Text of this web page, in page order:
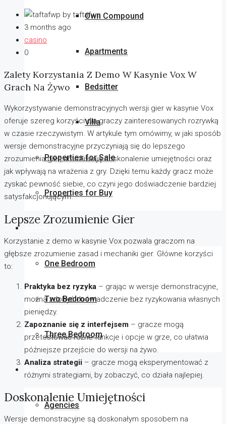
Own Compound
Apartments
Bedsitter
Villa
Properties for Sale
Properties for Buy
One Bedroom
Two Bedroom
Three Bedroom
Realtor
Agencies
by taftafwp
3 months ago
casino
0
Zalety Korzystania Z Demo W Kasynie Vox W
Grach Na Żywo
Wykorzystywanie demonstracyjnych wersji gier w kasynie Vox
oferuje szereg korzyści dla graczy zainteresowanych rozrywką
w czasie rzeczywistym. W artykule tym omówimy, w jaki sposób
wersje demonstracyjne przyczyniają się do lepszego
zrozumienia gier, umożliwiają doskonalenie umiejętności oraz
jak wpływają na wrażenia z gry. Dzięki temu każdy gracz może
zyskać pewność siebie, co czyni jego doświadczenie bardziej
satysfakcjonującym.
Lepsze Zrozumienie Gier
Korzystanie z demo w kasynie Vox pozwala graczom na
głębsze zrozumienie zasad i mechaniki gier. Główne korzyści
to:
Praktyka bez ryzyka – grając w wersje demonstracyjne,
można zdobyć doświadczenie bez ryzykowania własnych
pieniędzy.
Zapoznanie się z interfejsem – gracze mogą
przetestować różne funkcje i opcje w grze, co ułatwia
późniejsze przejście do wersji na żywo.
Analiza strategii – gracze mogą eksperymentować z
różnymi strategiami, by zobaczyć, co działa najlepiej.
Doskonalenie Umiejętności
Wersje demonstracyjne są doskonałym sposobem na